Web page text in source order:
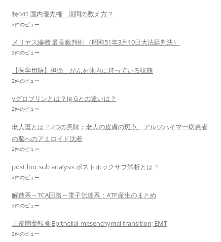
特041 国内優先権 期間の数え方？
2件のビュー
メリヤス編機 最高裁判例 （昭和51年3月10日大法廷判決）
2件のビュー
【医学用語】担癌 がんを体内に持っている状態
2件のビュー
γグロブリンとは？Ig Gとの違いは？
2件のビュー
老人斑とは？2つの意味：老人の皮膚の斑点、アルツハイマー病患者
の脳へのアミロイド沈着
2件のビュー
post hoc sub analysis ポストホックサブ解析とは？
2件のビュー
解糖系～TCA回路～電子伝達系：ATP産生のまとめ
2件のビュー
上皮間葉転換 Epithelial-mesenchymal transition; EMT
2件のビュー